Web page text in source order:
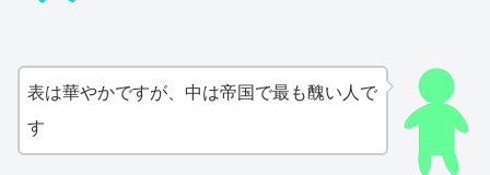
表は華やかですが、中は帝国で最も醜い人で
す